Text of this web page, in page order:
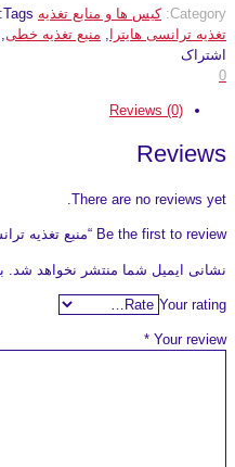
Category: کیس ها و منابع تغذیه Tags:
تغذیه ترانسی هایترا , منبع تغذیه خطی,
اشتراک
0
Reviews (0)
Reviews
There are no reviews yet.
Be the first to review “منبع تغذیه ترانسی هایترا”
نشانی ایمیل شما منتشر نخواهد شد.
Your rating
Your review
*